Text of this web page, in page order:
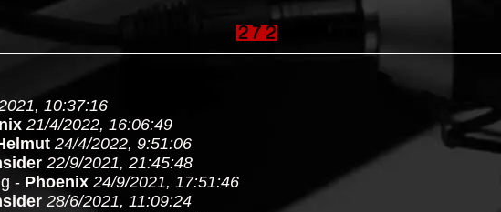
10:37:16
21/4/2022, 16:06:49
24/4/2022, 9:51:06
22/9/2021, 21:45:48
- Phoenix 24/9/2021, 17:51:46
28/6/2021, 11:09:24